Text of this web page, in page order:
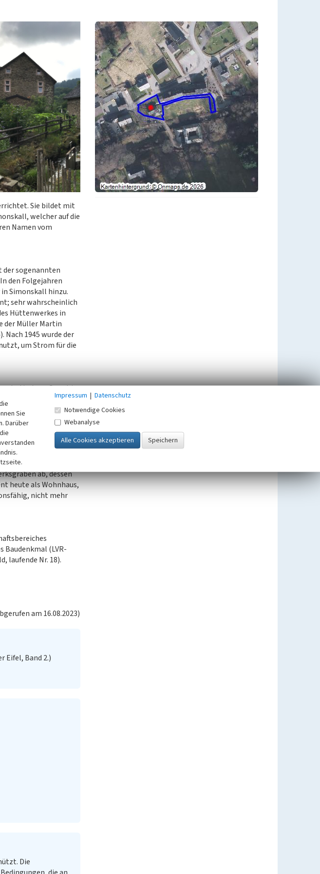
Sie bildet mit
welcher auf die
Namen vom
der sogenannten
den Folgejahren
Simonskall hinzu.
sehr wahrscheinlich
Hüttenwerkes in
der Müller Martin
Nach 1945 wurde der
um Strom für die
Grundriss
Anbau mit
zwei Mahlgänge
Der Obergraben
Mühle
sich im Luftbild
ab, dessen
heute als Wohnhaus,
nicht mehr
(LVR-
laufende Nr. 18).
am 16.08.2023)
Eifel, Band 2.)
Die
Sie
Darüber
Impressum | Datenschutz
Notwendige Cookies
Webanalyse